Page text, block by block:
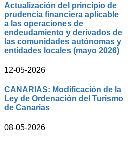
Actualización del principio de
prudencia financiera aplicable
a las operaciones de
endeudamiento y derivados de
las comunidades autónomas y
entidades locales (mayo 2026)
12-05-2026
CANARIAS: Modificación de la
Ley de Ordenación del Turismo
de Canarias
08-05-2026